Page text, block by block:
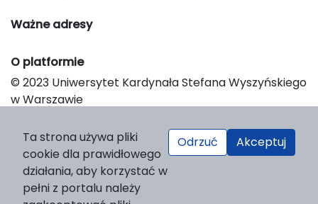
Ważne adresy
O platformie
© 2023 Uniwersytet Kardynała Stefana Wyszyńskiego
w Warszawie
Platform & Workflow by OJS/PKP
Ta strona używa pliki
cookie dla prawidłowego
działania, aby korzystać w
pełni z portalu należy
Odrzuć Akceptuj